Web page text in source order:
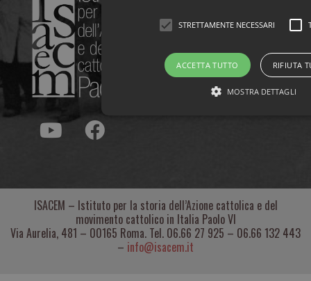
ISACEM – Istituto per la storia dell’Azione cattolica e del
movimento cattolico in Italia Paolo VI
Via Aurelia, 481 – 00165 Roma. Tel. 06.66 27 925 – 06.66 132 443
– info@isacem.it
STRETTAMENTE NECESSARI
ACCETTA TUTTO RIFIUTA
MOSTRA DETTAGLI